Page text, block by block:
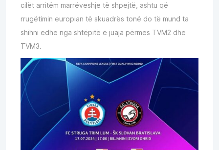
cilët arritëm marrëveshje të shpejtë, ashtu që
rrugëtimin europian të skuadrës tonë do të mund ta
shihni edhe nga shtëpitë e juaja përmes TVM2 dhe
TVM3.